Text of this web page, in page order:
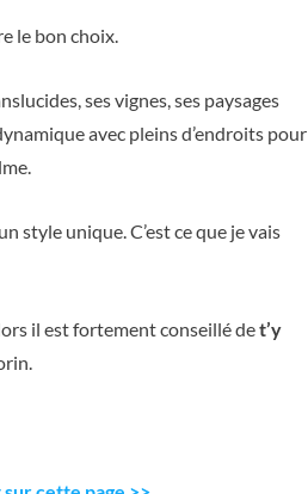
le bon choix.
ses vignes, ses paysages
avec pleins d’endroits pour
style unique. C’est ce que je vais
il est fortement conseillé det’y